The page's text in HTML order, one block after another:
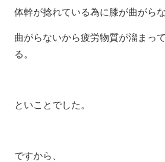
体幹が捻れている為に膝が曲がらな
曲がらないから疲労物質が溜まっ
る。
といことでした。
ですから、